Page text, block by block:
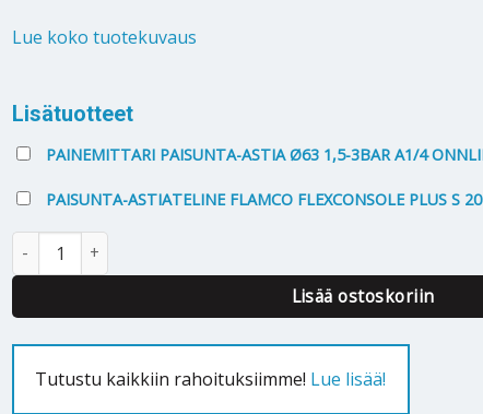
Lue koko tuotekuvaus
Lisätuotteet
PAINEMITTARI PAISUNTA-ASTIA Ø63 1,5-3BAR A1/4
PAISUNTA-ASTIATELINE FLAMCO FLEXCONSOLE PLUS S
Paisunta-astiateline Onnline 1,5bar 63mm 6bar määrä
Lisää ostoskoriin
Tutustu kaikkiin rahoituksiimme! Lue lisää!